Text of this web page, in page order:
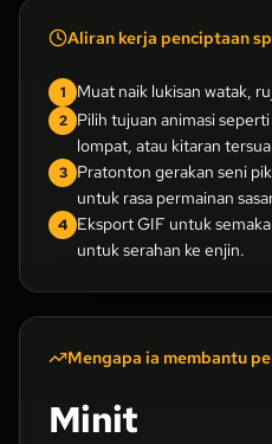
Aliran kerja penciptaan
1 Muat naik lukisan watak,
2 Pilih tujuan animasi
lompat, atau kitaran
3 Pratonton gerakan seni
untuk rasa permainan
4 Eksport GIF untuk
untuk serahan ke enjin.
Mengapa ia membantu
Minit